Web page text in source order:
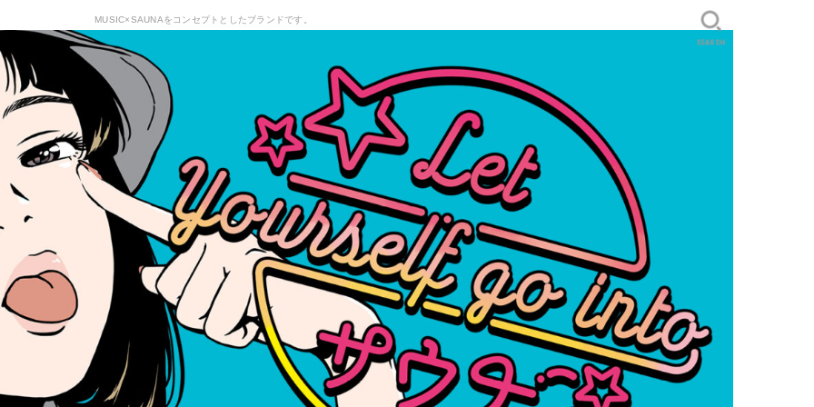
MUSIC×SAUNAをコンセプトとしたブランドです。
SEARCH